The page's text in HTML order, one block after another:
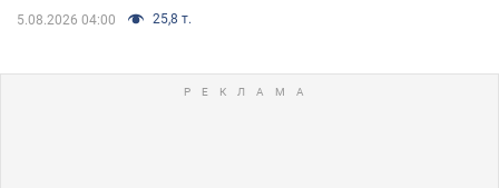
5.08.2026 04:00 25,8 т.